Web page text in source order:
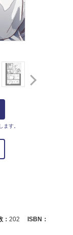
す。
： 202
ISBN：